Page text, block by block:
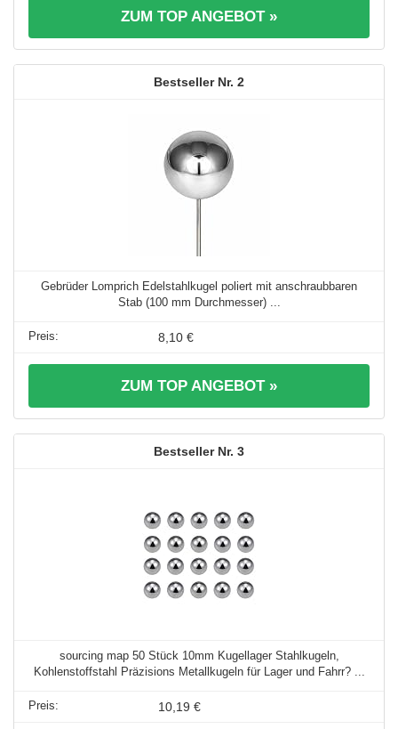
ZUM TOP ANGEBOT »
2
Gebrüder Lomprich Edelstahlkugel poliert mit anschraubbaren
Stab (100 mm Durchmesser) ...
8,10 €
ZUM TOP ANGEBOT »
3
sourcing map 50 Stück 10mm Kugellager Stahlkugeln,
Kohlenstoffstahl Präzisions Metallkugeln für Lager und Fahrr? ...
10,19 €